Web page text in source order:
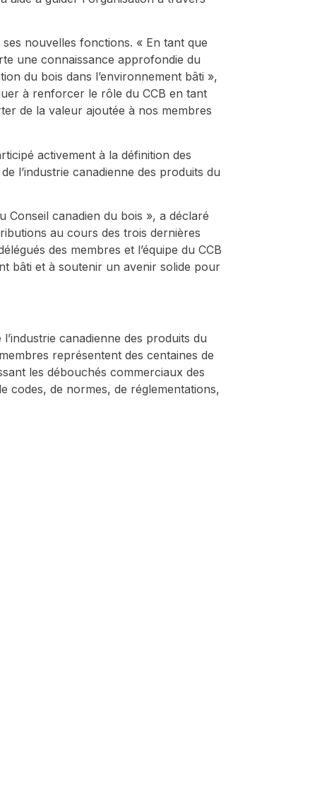
nouvelles fonctions. « En tant que
une connaissance approfondie du
du bois dans l’environnement bâti »,
à renforcer le rôle du CCB en tant
de la valeur ajoutée à nos membres
activement à la définition des
l’industrie canadienne des produits du
Conseil canadien du bois », a déclaré
au cours des trois dernières
des membres et l’équipe du CCB
bâti et à soutenir un avenir solide pour
canadienne des produits du
représentent des centaines de
les débouchés commerciaux des
codes, de normes, de réglementations,